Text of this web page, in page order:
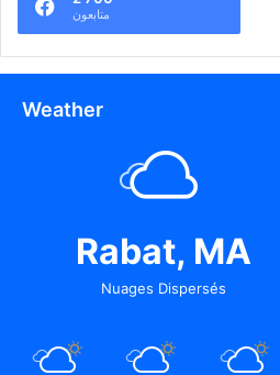
متابعون
Weather
Rabat, MA
Nuages Dispersés